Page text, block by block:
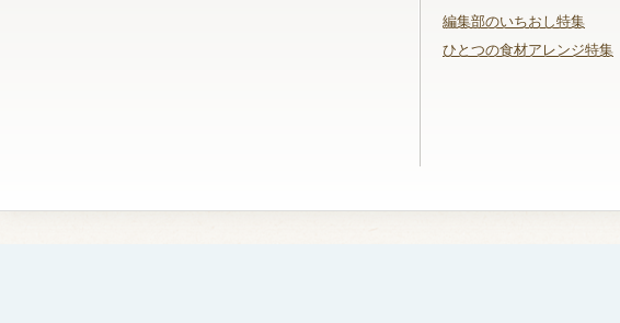
編集部のいちおし特集
ひとつの食材アレンジ特集